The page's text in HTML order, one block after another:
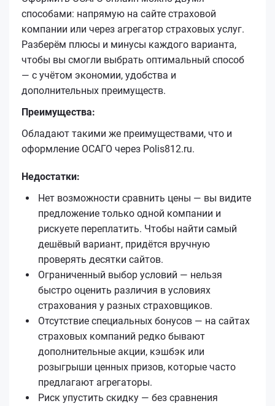
способами: напрямую на сайте страховой
компании или через агрегатор страховых услуг.
Разберём плюсы и минусы каждого варианта,
чтобы вы смогли выбрать оптимальный способ
— с учётом экономии, удобства и
дополнительных преимуществ.
Преимущества:
Обладают такими же преимуществами, что и
оформление ОСАГО через Polis812.ru.
Недостатки:
Нет возможности сравнить цены — вы видите
предложение только одной компании и
рискуете переплатить. Чтобы найти самый
дешёвый вариант, придётся вручную
проверять десятки сайтов.
Ограниченный выбор условий — нельзя
быстро оценить различия в условиях
страхования у разных страховщиков.
Отсутствие специальных бонусов — на сайтах
страховых компаний редко бывают
дополнительные акции, кэшбэк или
розыгрыши ценных призов, которые часто
предлагают агрегаторы.
Риск упустить скидку — без сравнения